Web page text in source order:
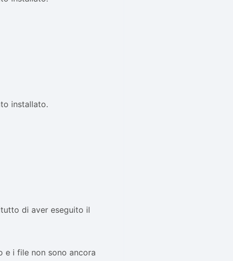
installato.
di aver eseguito il
e i file non sono ancora